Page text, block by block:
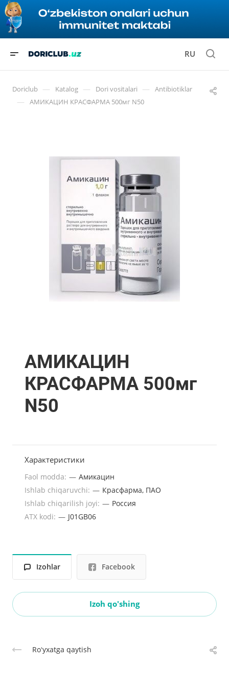
RU
Doriclub — Katalog — Dori vositalari — Antibiotiklar
— АМИКАЦИН КРАСФАРМА 500мг N50
АМИКАЦИН
КРАСФАРМА 500мг
N50
Характеристики
Faol modda: — Амикацин
Ishlab chiqaruvchi: — Красфарма, ПАО
Ishlab chiqarilish joyi: — Россия
ATX kodi: — J01GB06
Izohlar Facebook
Izoh qo'shing
Roʻyxatga qaytish